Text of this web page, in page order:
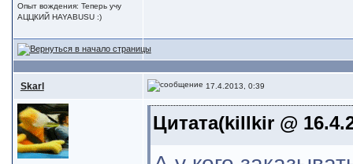
Опыт вождения: Теперь учу
АЦЦКИЙ HAYABUSU :)
Skarl 17.4.2013, 0:39
Цитата(killkir @